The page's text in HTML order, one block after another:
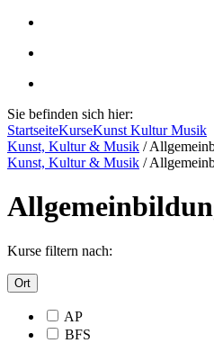
Sie befinden sich hier:
StartseiteKurseKunst Kultur Musik
Kunst, Kultur & Musik /
Kunst, Kultur & Musik /
Kurse filtern nach:
Ort
AP
BFS